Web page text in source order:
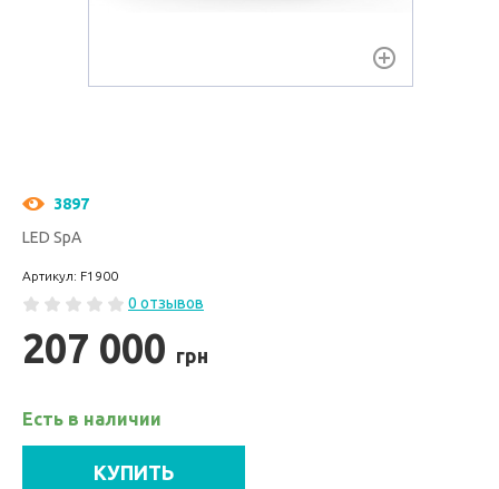
3897
LED SpA
Артикул: F1900
0 отзывов
207 000 грн
Есть в наличии
КУПИТЬ